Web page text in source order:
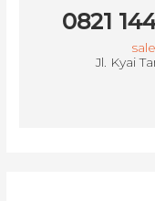
0821
Jl. Kyai